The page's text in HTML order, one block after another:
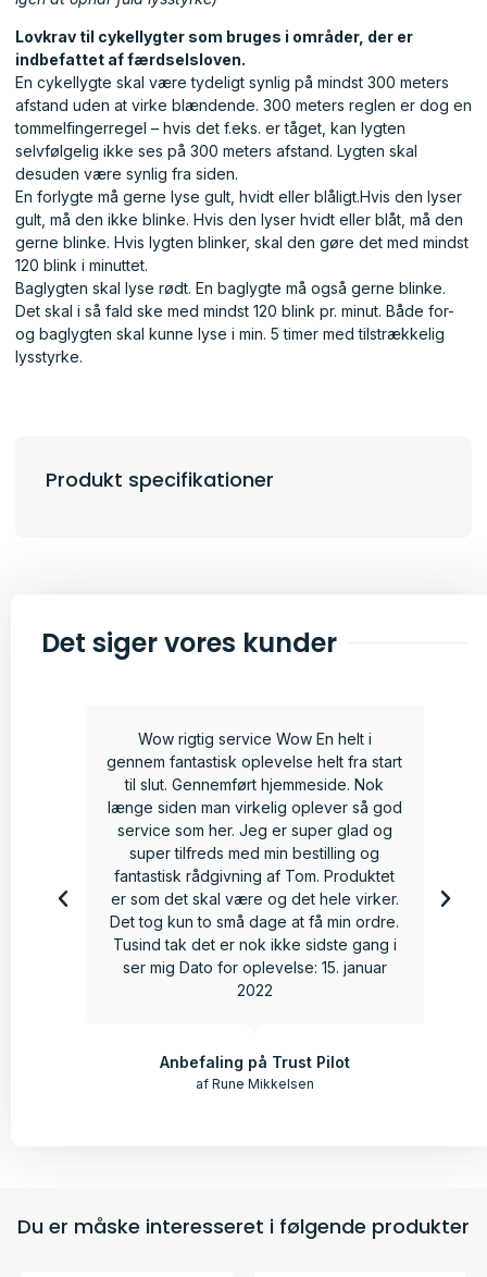
Lovkrav til cykellygter som bruges i områder, der er
indbefattet af færdselsloven.
En cykellygte skal være tydeligt synlig på mindst 300 meters
afstand uden at virke blændende. 300 meters reglen er dog en
tommelfingerregel – hvis det f.eks. er tåget, kan lygten
selvfølgelig ikke ses på 300 meters afstand. Lygten skal
desuden være synlig fra siden.
En forlygte må gerne lyse gult, hvidt eller blåligt.Hvis den lyser
gult, må den ikke blinke. Hvis den lyser hvidt eller blåt, må den
gerne blinke. Hvis lygten blinker, skal den gøre det med mindst
120 blink i minuttet.
Baglygten skal lyse rødt. En baglygte må også gerne blinke.
Det skal i så fald ske med mindst 120 blink pr. minut. Både for-
og baglygten skal kunne lyse i min. 5 timer med tilstrækkelig
lysstyrke.
Produkt specifikationer
Det siger vores kunder
Wow rigtig service Wow En helt i
gennem fantastisk oplevelse helt fra start
til slut. Gennemført hjemmeside. Nok
længe siden man virkelig oplever så god
service som her. Jeg er super glad og
super tilfreds med min bestilling og
fantastisk rådgivning af Tom. Produktet
er som det skal være og det hele virker.
Det tog kun to små dage at få min ordre.
Tusind tak det er nok ikke sidste gang i
ser mig Dato for oplevelse: 15. januar
2022
Anbefaling på Trust Pilot
af Rune Mikkelsen
Du er måske interesseret i følgende produkter